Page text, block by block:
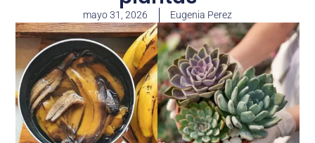
mayo 31, 2026 Eugenia Perez